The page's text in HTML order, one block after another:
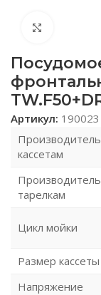
Артикул: 190023
кассетам
тарелкам
Цикл мойки
Размер кассеты
Напряжение